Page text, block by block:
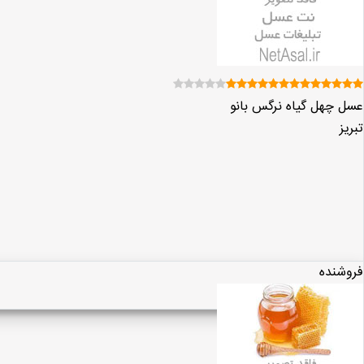
عسل چهل گیاه نرگس بانو
تبریز
مشاهده پروفایل
فروشنده